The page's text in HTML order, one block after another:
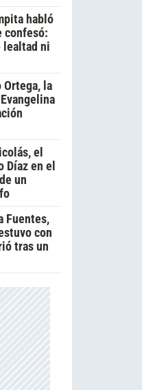
habló
confesó:
lealtad ni
Ortega, la
el
Díaz en el
un
Fuentes,
con
tras un